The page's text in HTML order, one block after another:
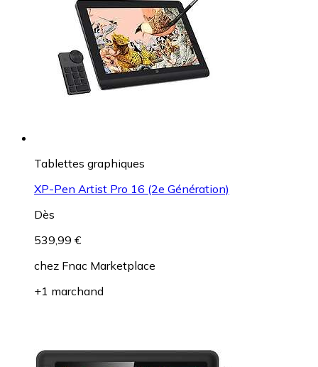
Tablettes graphiques
XP-Pen Artist Pro 16 (2e Génération)
Dès
539,99 €
chez Fnac Marketplace
+1 marchand